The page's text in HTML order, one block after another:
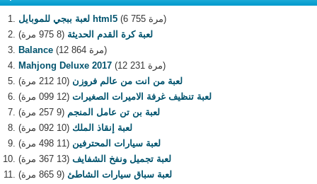
لعبة ببجي للموبايل html5
(6 755 مرة)
لعبة كرة القدم الحديثة (8 975 مرة)
Balance
(12 864 مرة)
Mahjong Deluxe 2017
(12 231 مرة)
لعبة من انت من عالم فروزن (10 212 مرة)
لعبة تنظيف غرفة الاميرات الصغيرات (12 099 مرة)
لعبة بن تن عامل المنجم (9 257 مرة)
لعبة إنقاذ الملك (10 092 مرة)
لعبة سيارات المحترفين (11 498 مرة)
لعبة تجميل ونفخ الشفايف (13 367 مرة)
لعبة سباق سيارات الشاطئ (9 865 مرة)